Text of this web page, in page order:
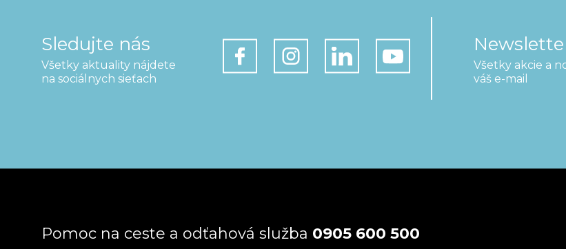
Sledujte nás
Všetky aktuality nájdete
na sociálnych sieťach
Všetky akcie a
váš e-mail
Pomoc na ceste a odťahová služba 0905 600 500